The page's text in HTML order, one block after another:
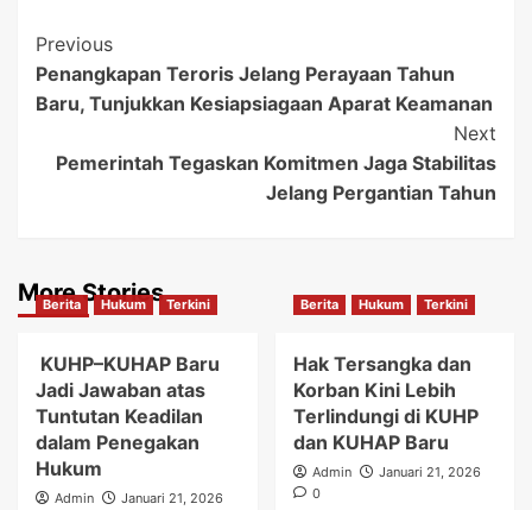
Post
Navigation
Previous
Penangkapan Teroris Jelang Perayaan Tahun
Baru, Tunjukkan Kesiapsiagaan Aparat Keamanan
Next
Pemerintah Tegaskan Komitmen Jaga Stabilitas
Jelang Pergantian Tahun
More Stories
Berita Hukum Terkini
KUHP–KUHAP Baru
Jadi Jawaban atas
Tuntutan Keadilan
dalam Penegakan
Hukum
Admin
Januari 21, 2026
Berita Hukum Terkini
Hak Tersangka dan
Korban Kini Lebih
Terlindungi di KUHP
dan KUHAP Baru
Admin
Januari 21, 2026
0